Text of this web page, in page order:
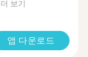
더 보기
앱 다운로드